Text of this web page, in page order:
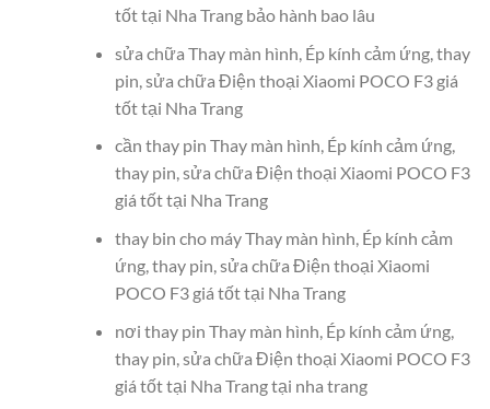
tốt tại Nha Trang bảo hành bao lâu
sửa chữa Thay màn hình, Ép kính cảm ứng, thay
pin, sửa chữa Điện thoại Xiaomi POCO F3 giá
tốt tại Nha Trang
cần thay pin Thay màn hình, Ép kính cảm ứng,
thay pin, sửa chữa Điện thoại Xiaomi POCO F3
giá tốt tại Nha Trang
thay bin cho máy Thay màn hình, Ép kính cảm
ứng, thay pin, sửa chữa Điện thoại Xiaomi
POCO F3 giá tốt tại Nha Trang
nơi thay pin Thay màn hình, Ép kính cảm ứng,
thay pin, sửa chữa Điện thoại Xiaomi POCO F3
giá tốt tại Nha Trang tại nha trang